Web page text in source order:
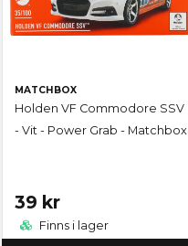
MATCHBOX
Holden VF Commodore SSV
- Vit - Power Grab - Matchbox
39 kr
Finns i lager